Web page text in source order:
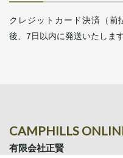
クレジットカード決済（前
後、7日以内に発送いたします
CAMPHILLS
有限会社正賢